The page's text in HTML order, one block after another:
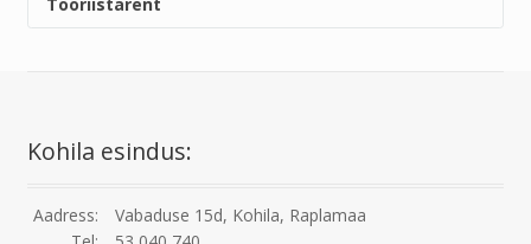
Kohila esindus:
Aadress:
Vabaduse 15d, Kohila, Raplamaa